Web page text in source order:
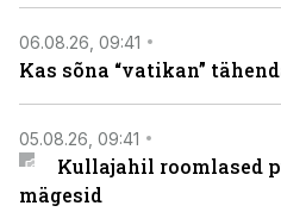
06.08.26, 09:41
Kas sõna “vatikan”
05.08.26, 09:41
Kullajahil roomlased
mägesid